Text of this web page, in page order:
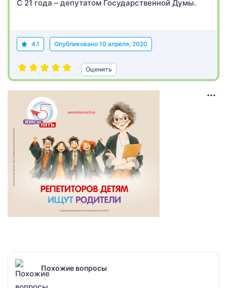
С 21 года – депутатом Государственной Думы.
4.1 Опубликовано 10 апреля, 2020
Оценить
Похожие вопросы